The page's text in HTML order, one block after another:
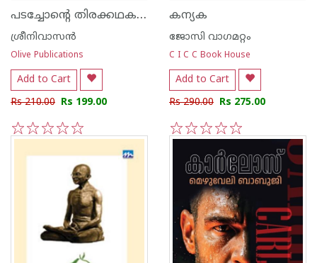
പടച്ചോന്‍റെ തിരക്കഥകള്‍
ശ്രീനിവാസന്‍
Olive Publications
Add to Cart
Rs 210.00 Rs 199.00
5
4
3
2
1
കന്യക
ജോസി വാഗമറ്റം
C I C C Book House
Add to Cart
Rs 290.00 Rs 275.00
5
4
3
2
1